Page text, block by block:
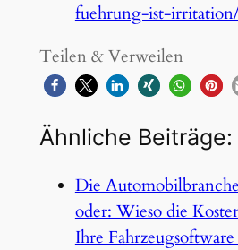
fuehrung-ist-irritation/
Teilen & Verweilen
Ähnliche Beiträge:
Die
oder: Wieso die
Ihre